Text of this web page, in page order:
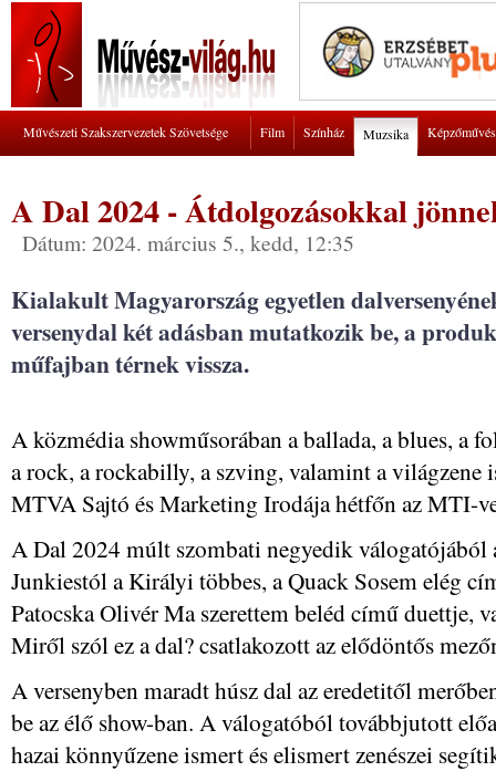
Művészeti Szakszervezetek Szövetsége Film Színház Muzsika
A Dal 2024 - Átdolgozásokkal
Dátum: 2024. március 5., kedd, 12:35
Kialakult Magyarország egyetlen
versenydal két adásban mutatkozik be, a
műfajban térnek vissza.
A közmédia showműsorában a ballada, a blues, a
a rock, a rockabilly, a szving, valamint a világzene
MTVA Sajtó és Marketing Irodája hétfőn az MTI-
A Dal 2024 múlt szombati negyedik válogatójából
Junkiestól a Királyi többes, a Quack Sosem elég
Patocska Olivér Ma szerettem beléd című duettje,
Miről szól ez a dal? csatlakozott az elődöntős
A versenyben maradt húsz dal az eredetitől
be az élő show-ban. A válogatóból továbbjutott
hazai könnyűzene ismert és elismert zenészei